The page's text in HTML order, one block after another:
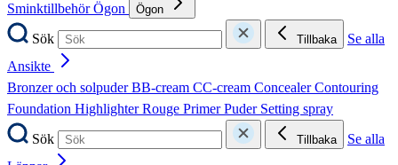
SminktillbehörÖgon Ögon
Sök Tillbaka
Se alla
Ansikte
Bronzer och solpuderBB-cream CC-cream ConcealerContouring
Foundation HighlighterRouge PrimerPuder Setting spray
Sök
Tillbaka
Se alla